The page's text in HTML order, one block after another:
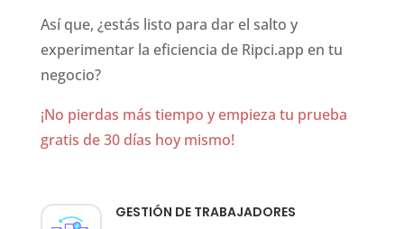
Así que, ¿estás listo para dar el salto y
experimentar la eficiencia de Ripci.app en tu
negocio?
¡No pierdas más tiempo y empieza tu prueba
gratis de 30 días hoy mismo!
GESTIÓN DE TRABAJADORES